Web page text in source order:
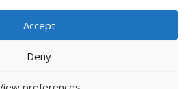
Accept
Deny
Policy (EU)